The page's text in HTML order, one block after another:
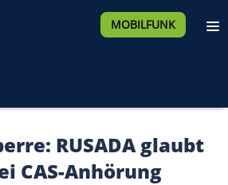
MOBILFUNK
RUSADA glaubt
CAS-Anhörung